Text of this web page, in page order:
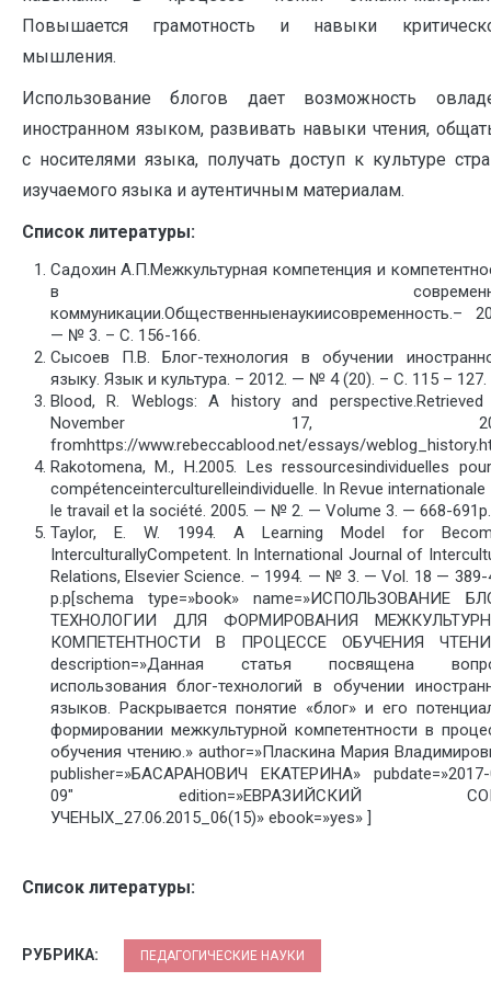
Повышается грамотность и навыки
мышления.
Использование блогов дает возможность
иностранном языком, развивать навыки чтения,
с носителями языка, получать доступ к культуре
изучаемого языка и аутентичным материалам.
Список литературы:
Садохин А.П.Межкультурная компетенция и
в
коммуникации.Общественныенаукиисовременность.–
— № 3. – С. 156-166.
Сысоев П.В. Блог-технология в обучении
языку. Язык и культура. – 2012. — № 4 (20). – С. 115 – 127.
Blood, R. Weblogs: A history and
November 17,
fromhttps://www.rebeccablood.net/essays/
Rakotomena, M., H.2005. Les ressourcesindividuelles
compétenceinterculturelleindividuelle. In Revue internationale
le travail et la société. 2005. — № 2. — Volume 3. — 668-
Taylor, E. W. 1994. A Learning Model for
InterculturallyCompetent. In International Journal of
Relations, Elsevier Science. – 1994. — № 3. — Vol. 18 — 389-
р.р[schema type=»book» name=»ИСПОЛЬЗОВАНИЕ
ТЕХНОЛОГИИ ДЛЯ ФОРМИРОВАНИЯ
КОМПЕТЕНТНОСТИ В ПРОЦЕССЕ ОБУЧЕНИЯ
description=»Данная статья посвящена
использования блог-технологий в обучении
языков. Раскрывается понятие «блог» и его
формировании межкультурной компетентности в
обучения чтению.» author=»Пласкина Мария
publisher=»БАСАРАНОВИЧ ЕКАТЕРИНА»
09″ edition=»ЕВРАЗИЙСКИЙ
УЧЕНЫХ_27.06.2015_06(15)» ebook=»yes» ]
Список литературы:
РУБРИКА: ПЕДАГОГИЧЕСКИЕ НАУКИ